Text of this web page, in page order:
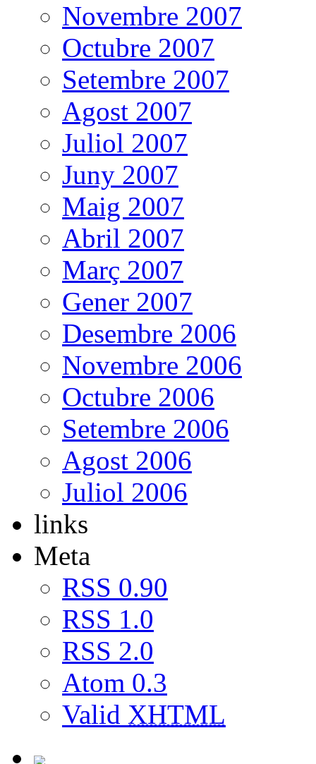
Novembre 2007
Octubre 2007
Setembre 2007
Agost 2007
Juliol 2007
Juny 2007
Maig 2007
Abril 2007
Març 2007
Gener 2007
Desembre 2006
Novembre 2006
Octubre 2006
Setembre 2006
Agost 2006
Juliol 2006
links
Meta
RSS 0.90
RSS 1.0
RSS 2.0
Atom 0.3
Valid XHTML